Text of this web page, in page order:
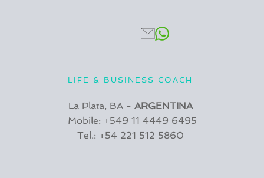
LIFE & BUSINESS COACH
La Plata, BA - ARGENTINA
Mobile: +549 11 4449 6495
Tel.: +54 221 512 5860